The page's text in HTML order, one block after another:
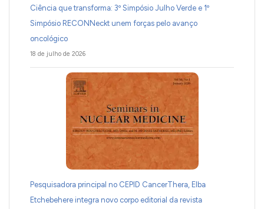
Ciência que transforma: 3º Simpósio Julho Verde e 1º
Simpósio RECONNeckt unem forças pelo avanço
oncológico
18 de julho de 2026
Pesquisadora principal no CEPID CancerThera, Elba
Etchebehere integra novo corpo editorial da revista